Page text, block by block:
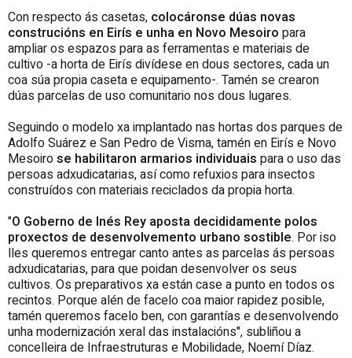
Con respecto ás casetas, colocáronse dúas novas
construcións en Eirís e unha en Novo Mesoiro para
ampliar os espazos para as ferramentas e materiais de
cultivo -a horta de Eirís divídese en dous sectores, cada un
coa súa propia caseta e equipamento-. Tamén se crearon
dúas parcelas de uso comunitario nos dous lugares.
Seguindo o modelo xa implantado nas hortas dos parques de
Adolfo Suárez e San Pedro de Visma, tamén en Eirís e Novo
Mesoirose habilitaron armarios individuais para o uso das
persoas adxudicatarias, así como refuxios para insectos
construídos con materiais reciclados da propia horta.
"O Goberno de Inés Rey aposta decididamente polos
proxectos de desenvolvemento urbano sostible. Por iso
lles queremos entregar canto antes as parcelas ás persoas
adxudicatarias, para que poidan desenvolver os seus
cultivos. Os preparativos xa están case a punto en todos os
recintos. Porque alén de facelo coa maior rapidez posible,
tamén queremos facelo ben, con garantías e desenvolvendo
unha modernización xeral das instalacións", subliñou a
concelleira de Infraestruturas e Mobilidade, Noemí Díaz.